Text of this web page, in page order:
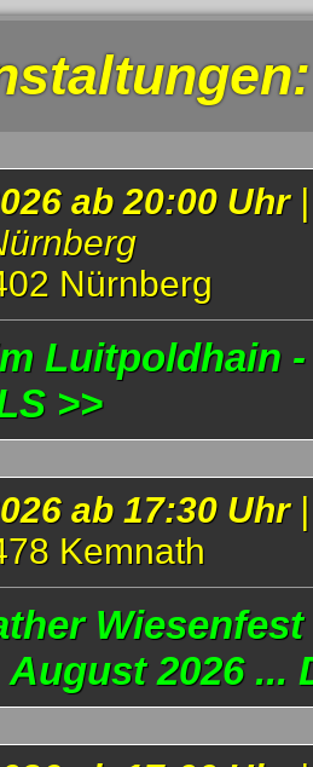
ab 20:00 Uhr
Nürnberg
Luitpoldhain
>>
ab 17:30 Uhr
Kemnath
Wiesenfest
2026 ...